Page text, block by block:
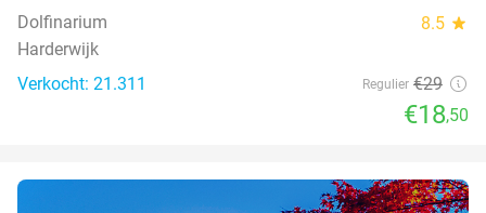
Dolfinarium 8.5 star
Harderwijk
Verkocht: 21.311
Regulier €29
€18,50